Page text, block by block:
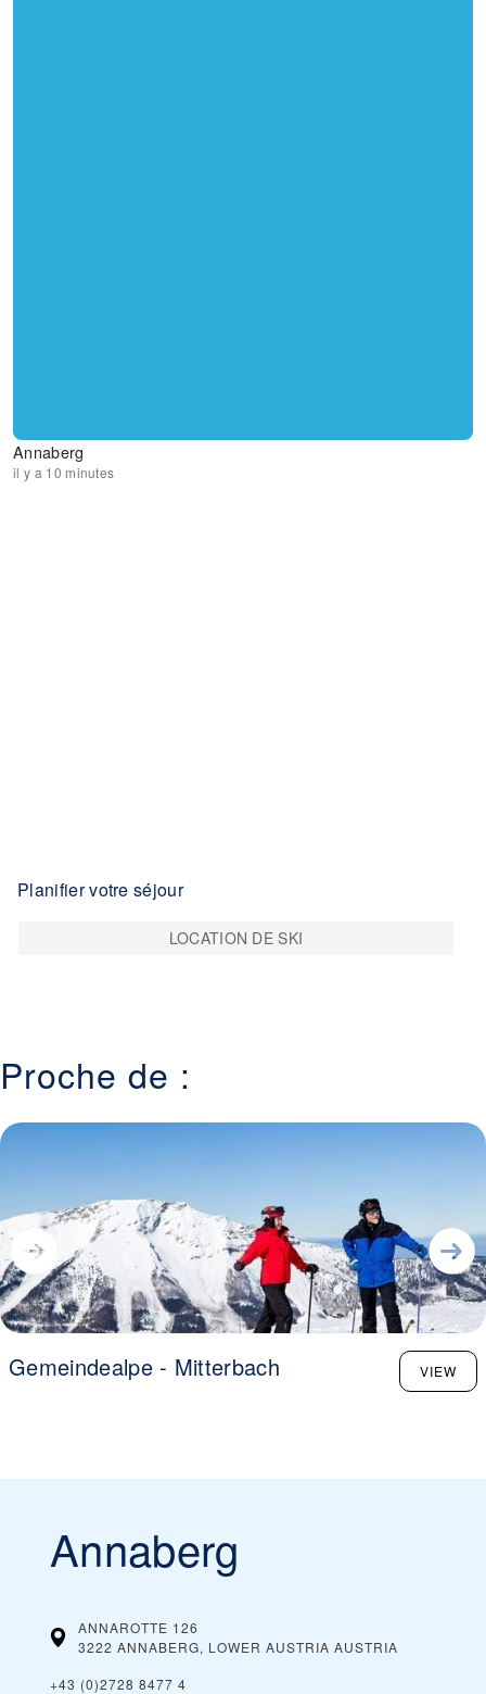
Annaberg
il y a 10 minutes
Planifier votre séjour
LOCATION DE SKI
Proche de :
Gemeindealpe - Mitterbach VIEW
Annaberg
ANNAROTTE 126
3222 ANNABERG, LOWER AUSTRIA AUSTRIA
+43 (0)2728 8477 4